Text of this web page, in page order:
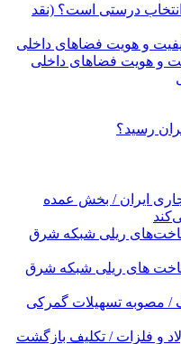
انتخاب درستی است؟ (نقد
و هویت فضاهای داخلی
رسید؟
ایران / بخش عمده
ریلی شبکه شرق
های ریلی شبکه شرق
/ مصوبه تسهیلات گمرکی
و فلزات / تکلیف بازگشت